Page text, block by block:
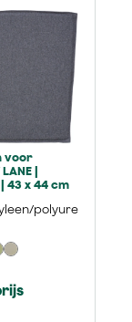
voor
|
43 x 44 cm
polyure